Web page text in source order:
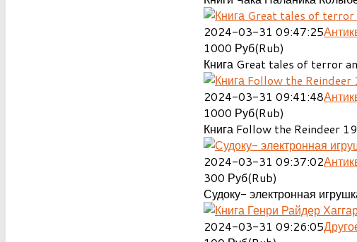
2024-03-31 09:47:25
1000 Руб(Rub)
Книга Great tales of terror
2024-03-31 09:41:48
1000 Руб(Rub)
Книга Follow the Reindeer
2024-03-31 09:37:02
300 Руб(Rub)
Судоку- электронная
2024-03-31 09:26:05